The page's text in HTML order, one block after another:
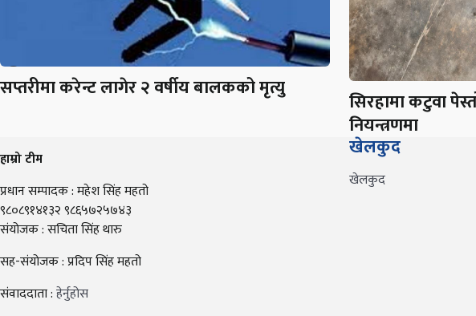
सप्तरीमा करेन्ट लागेर २ वर्षीय बालकको मृत्यु सिरहामा कटुवा
नियन्त्रणमा
हाम्रो टीम
प्रधान सम्पादक : महेश सिंह महतो
९८०८९१४१३२ ९८६५७२५७४३
संयोजक : सचिता सिंह थारु
सह-संयोजक : प्रदिप सिंह महतो
संवाददाता :हेर्नुहोस
खेलकुद
खेलकुद